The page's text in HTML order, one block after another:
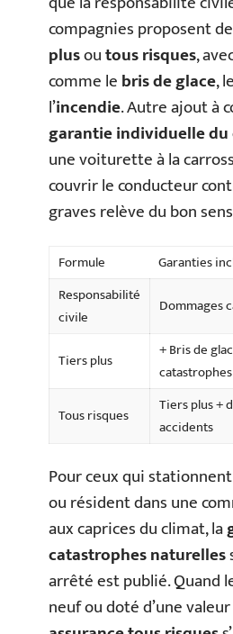
compagnies proposent
plusoutous risques,
comme lebris de glace, le
l’incendie. Autre ajout à
garantie individuelle
une voiturette à la
couvrir le conducteur
graves relève du bon
Formule
Garanties
Responsabilité
civile
Dommages
Tiers plus
+ Bris de
Tous risques
Tiers plus +
accidents
Pour ceux qui
ou résident dans une
aux caprices du climat, la
catastrophes naturelles
arrêté est publié. Quand
neuf ou doté d’une